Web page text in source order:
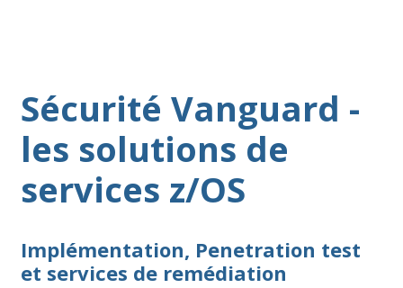
Sécurité Vanguard -
les solutions de
services z/OS
Implémentation, Penetration test
et services de remédiation